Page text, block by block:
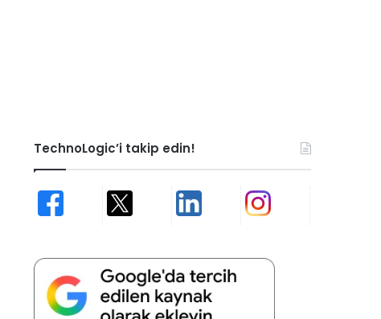
TechnoLogic’i takip edin!